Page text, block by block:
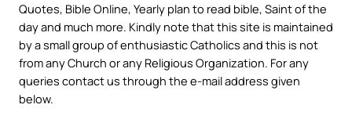
Quotes, Bible Online, Yearly plan to read bible, Saint of the
day and much more. Kindly note that this site is maintained
by a small group of enthusiastic Catholics and this is not
from any Church or any Religious Organization. For any
queries contact us through the e-mail address given
below.